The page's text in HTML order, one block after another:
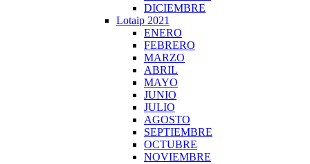
DICIEMBRE
Lotaip 2021
ENERO
FEBRERO
MARZO
ABRIL
MAYO
JUNIO
JULIO
AGOSTO
SEPTIEMBRE
OCTUBRE
NOVIEMBRE